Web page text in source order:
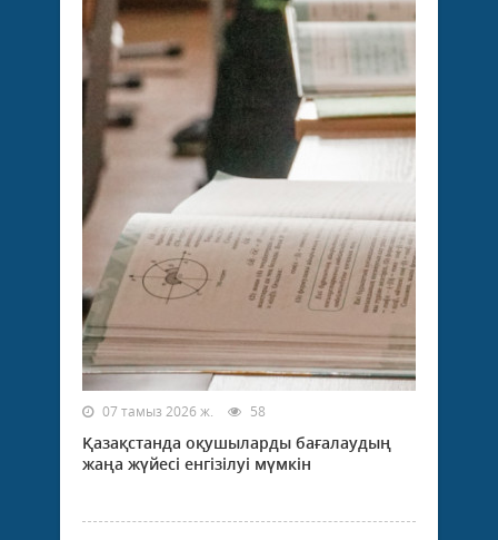
07 тамыз 2026 ж. 58
Қазақстанда оқушыларды бағалаудың
жаңа жүйесі енгізілуі мүмкін